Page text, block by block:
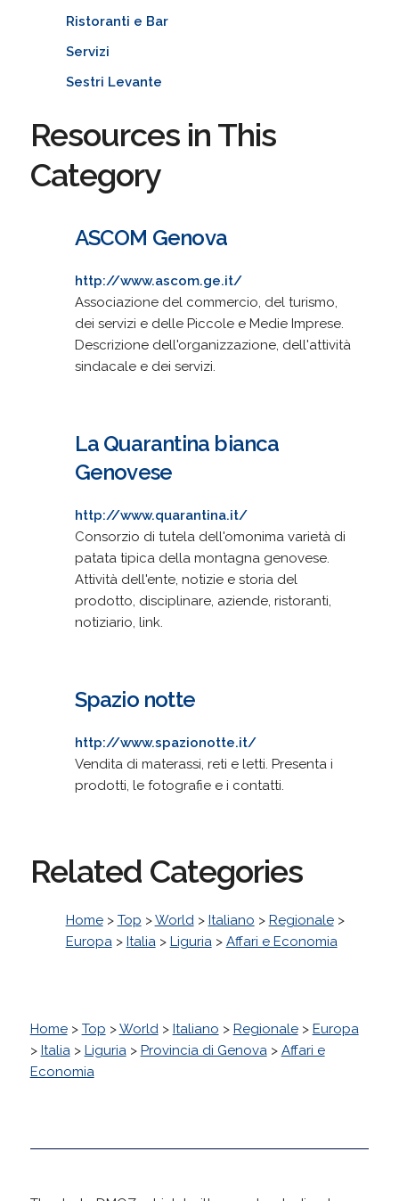
Ristoranti e Bar
Servizi
Sestri Levante
Resources in This
Category
ASCOM Genova
http://www.ascom.ge.it/
Associazione del commercio, del turismo,
dei servizi e delle Piccole e Medie Imprese.
Descrizione dell'organizzazione, dell'attività
sindacale e dei servizi.
La Quarantina bianca
Genovese
http://www.quarantina.it/
Consorzio di tutela dell'omonima varietà di
patata tipica della montagna genovese.
Attività dell'ente, notizie e storia del
prodotto, disciplinare, aziende, ristoranti,
notiziario, link.
Spazio notte
http://www.spazionotte.it/
Vendita di materassi, reti e letti. Presenta i
prodotti, le fotografie e i contatti.
Related Categories
Home> Top >World> Italiano > Regionale>
Europa> Italia> Liguria> Affari e Economia
Home> Top >World> Italiano > Regionale> Europa
> Italia> Liguria> Provincia di Genova> Affari e
Economia